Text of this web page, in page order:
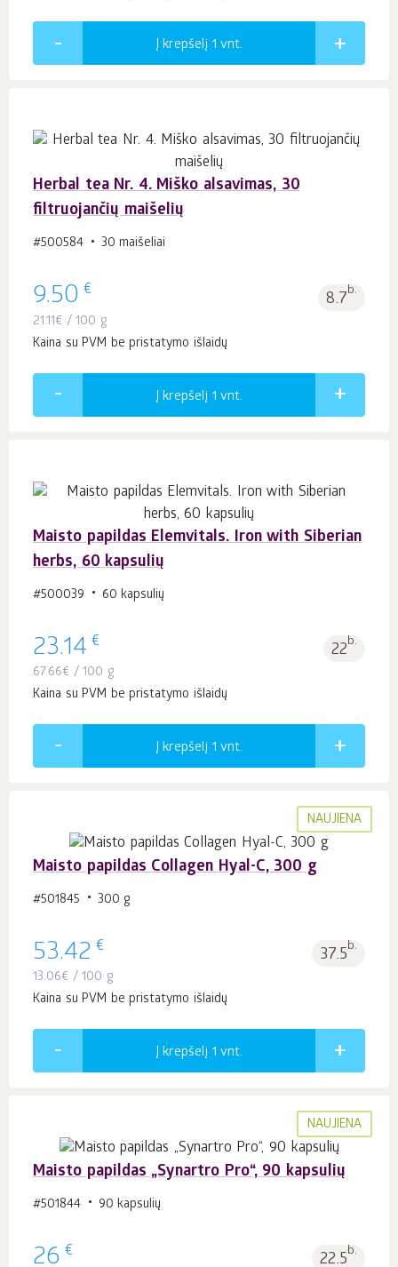
Į krepšelį 1 vnt.
Herbal tea Nr. 4. Miško alsavimas, 30
filtruojančių maišelių
#500584 30 maišeliai
9.50 € 8.7b.
21.11€ / 100 g
Kaina su PVM be pristatymo išlaidų
Į krepšelį 1 vnt.
Maisto papildas Elemvitals. Iron with Siberian
herbs, 60 kapsulių
#500039 60 kapsulių
23.14 € 22b.
67.66€ / 100 g
Kaina su PVM be pristatymo išlaidų
Į krepšelį 1 vnt.
NAUJIENA
Maisto papildas Collagen Hyal-C, 300 g
#501845 300 g
53.42 € 37.5b.
13.06€ / 100 g
Kaina su PVM be pristatymo išlaidų
Į krepšelį 1 vnt.
NAUJIENA
Maisto papildas „Synartro Pro“, 90 kapsulių
#501844 90 kapsulių
26 € 22.5b.